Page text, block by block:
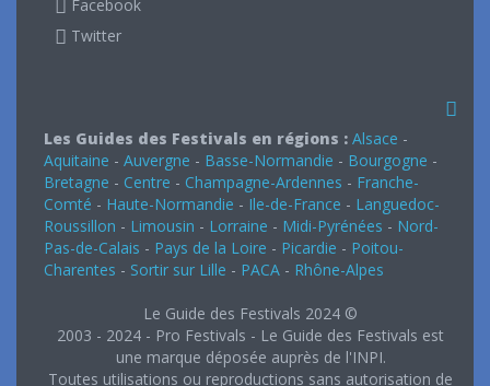
Facebook
Twitter
Les Guides des Festivals en régions : Alsace -
Aquitaine - Auvergne - Basse-Normandie - Bourgogne -
Bretagne - Centre - Champagne-Ardennes - Franche-
Comté - Haute-Normandie - Ile-de-France - Languedoc-
Roussillon - Limousin - Lorraine - Midi-Pyrénées - Nord-
Pas-de-Calais - Pays de la Loire - Picardie - Poitou-
Charentes - Sortir sur Lille - PACA - Rhône-Alpes
Le Guide des Festivals 2024 ©
2003 - 2024 - Pro Festivals - Le Guide des Festivals est
une marque déposée auprès de l'INPI.
Toutes utilisations ou reproductions sans autorisation de